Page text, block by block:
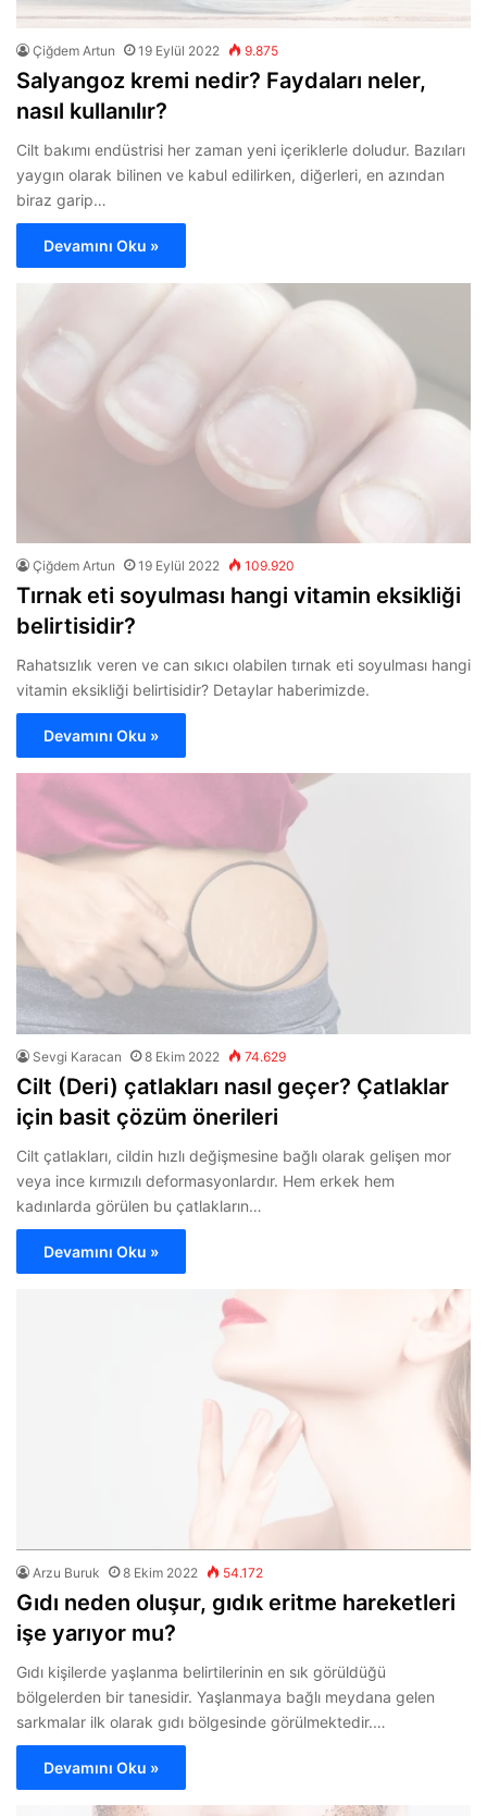
Çiğdem Artun 19 Eylül 2022 9.875
Salyangoz kremi nedir? Faydaları neler,
nasıl kullanılır?
Cilt bakımı endüstrisi her zaman yeni içeriklerle doludur. Bazıları
yaygın olarak bilinen ve kabul edilirken, diğerleri, en azından
biraz garip…
Devamını Oku »
Çiğdem Artun 19 Eylül 2022 109.920
Tırnak eti soyulması hangi vitamin eksikliği
belirtisidir?
Rahatsızlık veren ve can sıkıcı olabilen tırnak eti soyulması hangi
vitamin eksikliği belirtisidir? Detaylar haberimizde.
Devamını Oku »
Sevgi Karacan 8 Ekim 2022 74.629
Cilt (Deri) çatlakları nasıl geçer? Çatlaklar
için basit çözüm önerileri
Cilt çatlakları, cildin hızlı değişmesine bağlı olarak gelişen mor
veya ince kırmızılı deformasyonlardır. Hem erkek hem
kadınlarda görülen bu çatlakların…
Devamını Oku »
Arzu Buruk 8 Ekim 2022 54.172
Gıdı neden oluşur, gıdık eritme hareketleri
işe yarıyor mu?
Gıdı kişilerde yaşlanma belirtilerinin en sık görüldüğü
bölgelerden bir tanesidir. Yaşlanmaya bağlı meydana gelen
sarkmalar ilk olarak gıdı bölgesinde görülmektedir.…
Devamını Oku »